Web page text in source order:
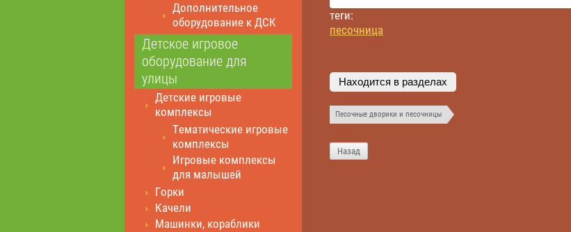
Дополнительное
оборудование к ДСК
Детское игровое
оборудование для
улицы
Детские игровые
комплексы
Тематические игровые
комплексы
Игровые комплексы
для малышей
Горки
Качели
Машинки, кораблики
теги:
песочница
Находится в разделах
Песочные дворики и песочницы
Назад